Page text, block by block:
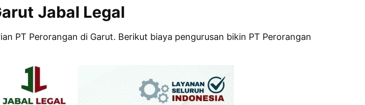
Jabal Legal
PT Perorangan di Garut. Berikut biaya pengurusan bikin PT Perorangan